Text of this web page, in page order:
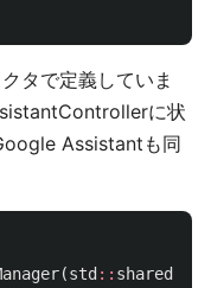
タで定義していま
に状
Assistantも同
(std :: shared_ptr